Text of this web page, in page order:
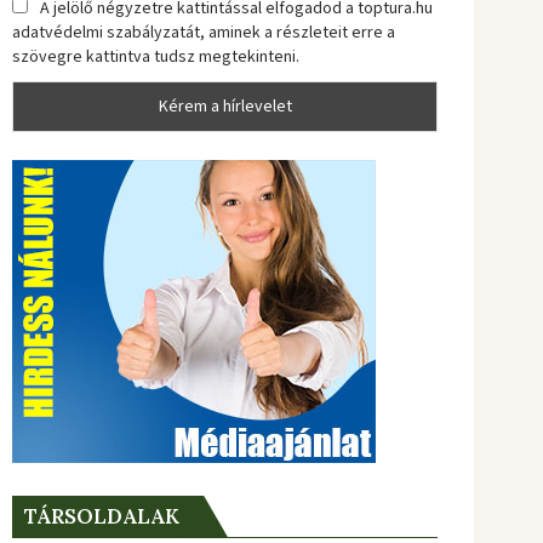
A jelölő négyzetre kattintással elfogadod a toptura.hu
adatvédelmi szabályzatát, aminek a részleteit erre a
szövegre kattintva tudsz megtekinteni.
TÁRSOLDALAK